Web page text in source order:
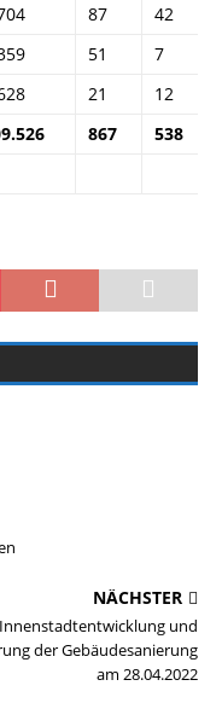
87
42
51
7
21
12
867 538
NÄCHSTER
und
der Gebäudesanierung
am 28.04.2022